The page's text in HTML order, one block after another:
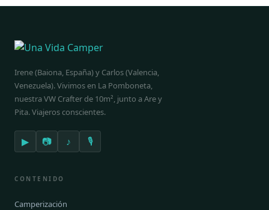
la camper de tus sueños!
Irene (Baiona, España) y Carlos (Valencia,
Venezuela). Vivimos en La Pomboneta,
nuestra VW Crafter de 10m², junto a Are y
Pita. Viajeros conscientes.
▶ 📷 ♪ 🎙
CONTENIDO
Camperización